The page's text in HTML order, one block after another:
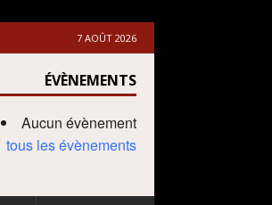
7 AOÛT 2026
ÉVÈNEMENTS
Aucun évènement
tous les évènements